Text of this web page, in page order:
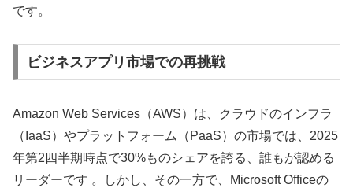
です。
ビジネスアプリ市場での再挑戦
Amazon Web Services（AWS）は、クラウドのインフラ
（IaaS）やプラットフォーム（PaaS）の市場では、2025
年第2四半期時点で30%ものシェアを誇る、誰もが認める
リーダーです 。しかし、その一方で、Microsoft Officeの